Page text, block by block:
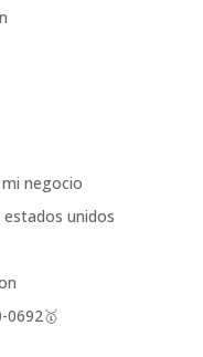
negocio
unidos
0692🥇